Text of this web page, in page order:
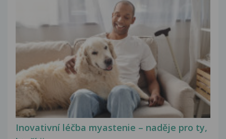
Inovativní léčba myastenie – naděje pro ty,